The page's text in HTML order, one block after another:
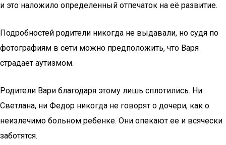
и это наложило определенный отпечаток на её развитие.
Подробностей родители никогда не выдавали, но судя по
фотографиям в сети можно предположить, что Варя
страдает аутизмом.
Родители Вари благодаря этому лишь сплотились. Ни
Светлана, ни Федор никогда не говорят о дочери, как о
неизлечимо больном ребенке. Они опекают ее и всячески
заботятся.